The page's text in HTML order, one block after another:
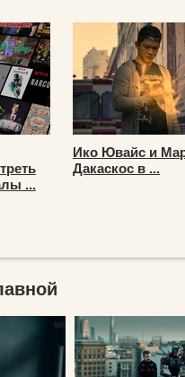
...
Ико Ювайс и
Дакаскос в ...